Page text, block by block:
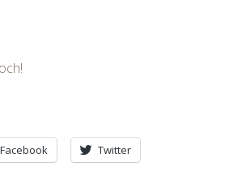
Facebook Twitter